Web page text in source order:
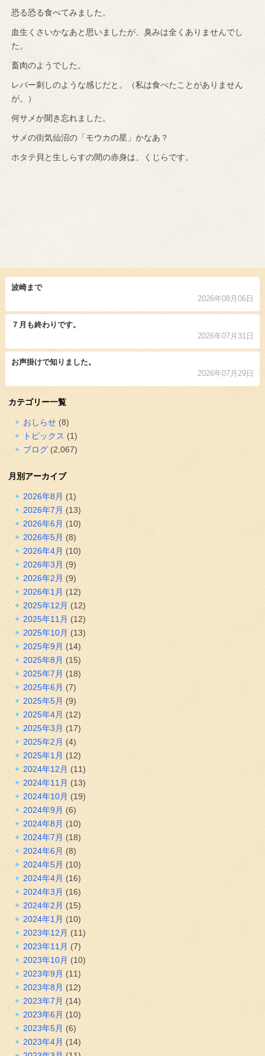
恐る恐る食べてみました。
血生くさいかなあと思いましたが、臭みは全くありませんでし
た。
畜肉のようでした。
レバー刺しのような感じだと。（私は食べたことがありません
が。）
何サメか聞き忘れました。
サメの街気仙沼の「モウカの星」かなあ？
ホタテ貝と生しらすの間の赤身は、くじらです。
波崎まで
2026年08月06日
７月も終わりです。
2026年07月31日
お声掛けで知りました。
2026年07月29日
カテゴリー一覧
おしらせ(8)
トピックス (1)
ブログ(2,067)
月別アーカイブ
2026年8月 (1)
2026年7月 (13)
2026年6月 (10)
2026年5月 (8)
2026年4月 (10)
2026年3月 (9)
2026年2月 (9)
2026年1月 (12)
2025年12月 (12)
2025年11月 (12)
2025年10月 (13)
2025年9月 (14)
2025年8月 (15)
2025年7月 (18)
2025年6月 (7)
2025年5月 (9)
2025年4月 (12)
2025年3月 (17)
2025年2月 (4)
2025年1月 (12)
2024年12月 (11)
2024年11月 (13)
2024年10月 (19)
2024年9月 (6)
2024年8月 (10)
2024年7月 (18)
2024年6月 (8)
2024年5月 (10)
2024年4月 (16)
2024年3月 (16)
2024年2月 (15)
2024年1月 (10)
2023年12月 (11)
2023年11月 (7)
2023年10月 (10)
2023年9月 (11)
2023年8月 (12)
2023年7月 (14)
2023年6月 (10)
2023年5月 (6)
2023年4月 (14)